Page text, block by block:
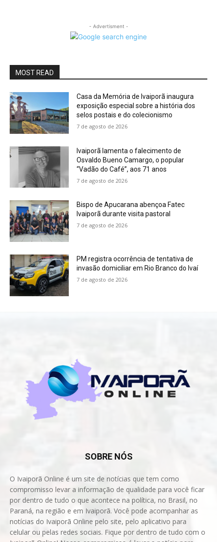
- Advertisment -
MOST READ
Casa da Memória de Ivaiporã inaugura
exposição especial sobre a história dos
selos postais e do colecionismo
7 de agosto de 2026
Ivaiporã lamenta o falecimento de
Osvaldo Bueno Camargo, o popular
“Vadão do Café”, aos 71 anos
7 de agosto de 2026
Bispo de Apucarana abençoa Fatec
Ivaiporã durante visita pastoral
7 de agosto de 2026
PM registra ocorrência de tentativa de
invasão domiciliar em Rio Branco do Ivaí
7 de agosto de 2026
SOBRE NÓS
O Ivaiporã Online é um site de notícias que tem como
compromisso levar a informação de qualidade para você ficar
por dentro de tudo o que acontece na política, no Brasil, no
Paraná, na região e em Ivaiporã. Você pode acompanhar as
notícias do Ivaiporã Online pelo site, pelo aplicativo para
celular ou pelas redes sociais. Fique por dentro de tudo com o